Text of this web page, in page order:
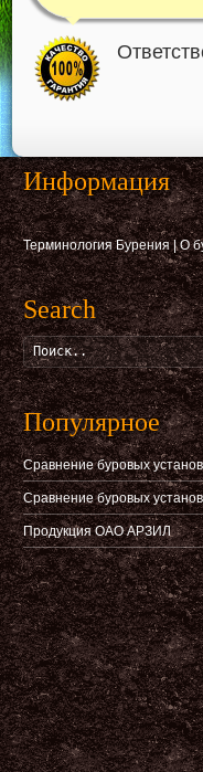
Информация
Терминология Бурения|О
Search
Популярное
Сравнение буровых
Сравнение буровых
Продукция ОАО АРЗИЛ